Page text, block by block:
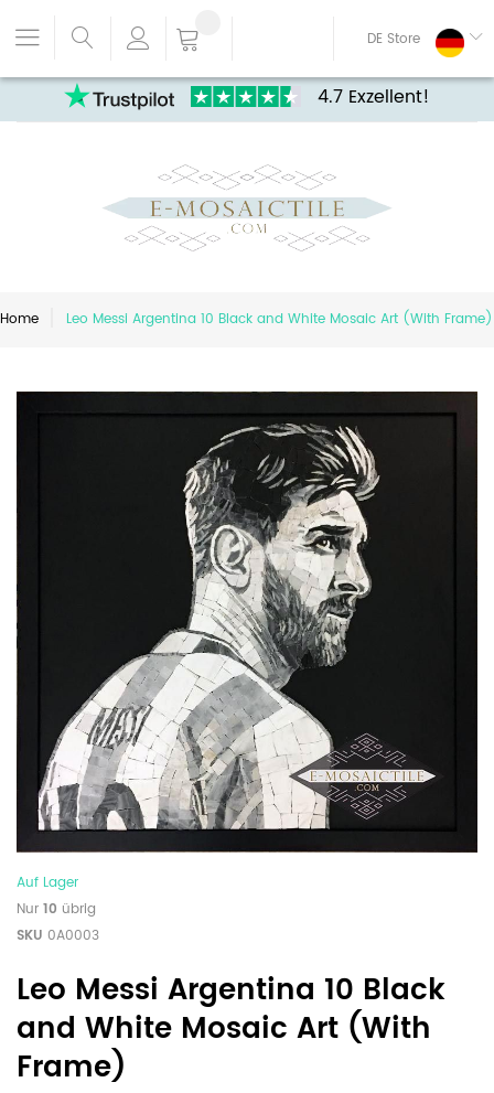
4.7 Exzellent!
DE Store
Home Leo Messi Argentina 10 Black and White Mosaic Art (With Frame)
Auf Lager
Nur 10 übrig
SKU 0A0003
Leo Messi Argentina 10 Black
and White Mosaic Art (With
Frame)